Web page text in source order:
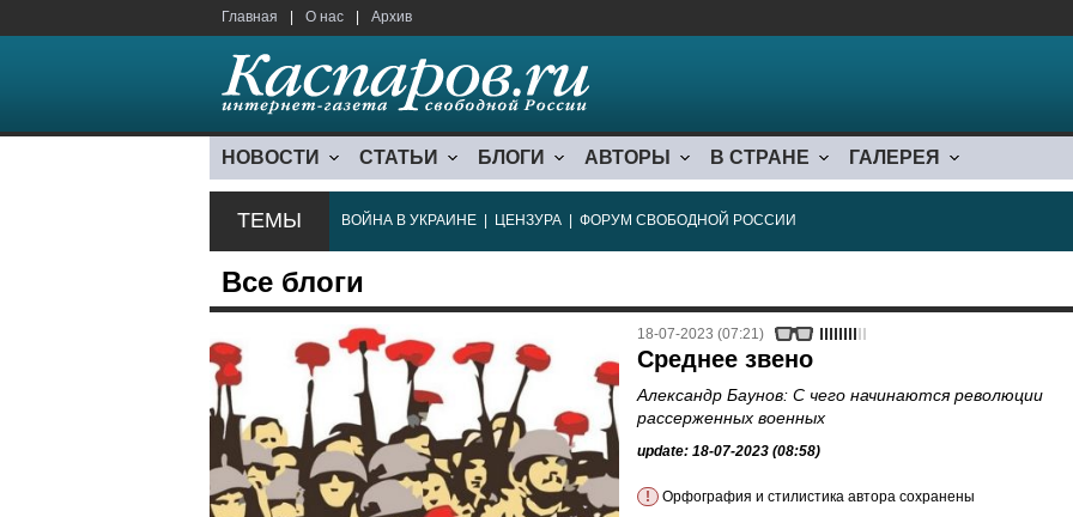
Главная О нас Архив
НОВОСТИ СТАТЬИ БЛОГИ АВТОРЫ В СТРАНЕ ГАЛЕРЕЯ
ТЕМЫ ВОЙНА В УКРАИНЕ ЦЕНЗУРА ФОРУМ СВОБОДНОЙ РОССИИ
Все блоги
18-07-2023 (07:21)
Среднее звено
Александр Баунов: С чего начинаются революции
рассерженных военных
update: 18-07-2023 (08:58)
! Орфография и стилистика автора сохранены